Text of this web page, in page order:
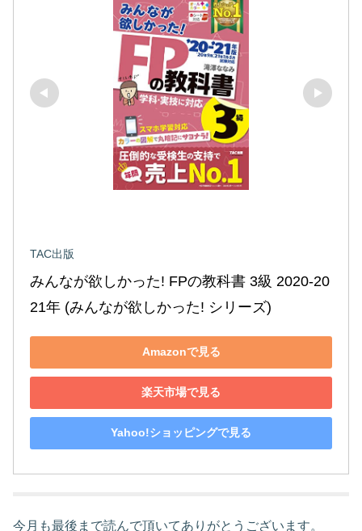
TAC出版
みんなが欲しかった! FPの教科書 3級 2020-20
21年 (みんなが欲しかった! シリーズ)
Amazonで見る
楽天市場で見る
Yahoo!ショッピングで見る
今月も最後まで読んで頂いてありがとうございます。